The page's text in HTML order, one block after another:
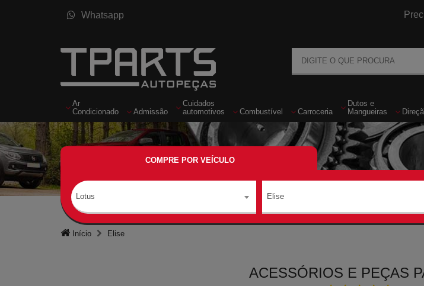
Whatsapp
Ar
Condicionado
Admissão
Cuidados
automotivos
Combustível Carroceria
Dutos e
Mangueiras
COMPRE POR VEÍCULO
Lotus Elise
Início Elise
ACESSÓRIOS E PEÇAS